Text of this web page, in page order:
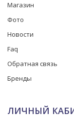
Магазин
Фото
Новости
Faq
Обратная связь
Бренды
ЛИЧНЫЙ